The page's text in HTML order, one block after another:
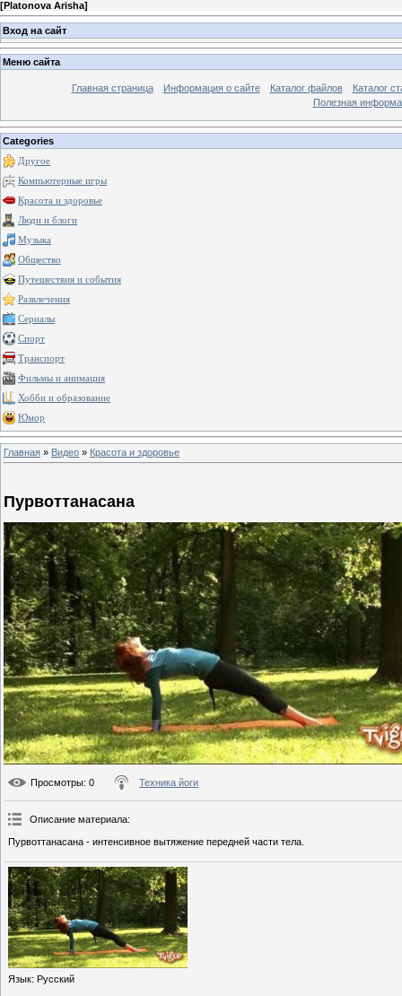
[Platonova Arisha]
Вход на сайт
Меню сайта
Главная страница Информация о сайте Каталог файлов
Каталог
Полезная
Categories
Другое
Компьютерные игры
Красота и здоровье
Люди и блоги
Музыка
Общество
Путешествия и события
Развлечения
Сериалы
Спорт
Транспорт
Фильмы и анимация
Хобби и образование
Юмор
Главная » Видео » Красота и здоровье
Пурвоттанасана
Просмотры: 0 Техника йоги
Описание материала:
Пурвоттанасана - интенсивное вытяжение передней части тела.
Язык: Русский